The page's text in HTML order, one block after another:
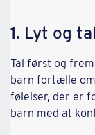
1. Lyt og
Tal først og
barn fortælle
følelser, der er
barn med at